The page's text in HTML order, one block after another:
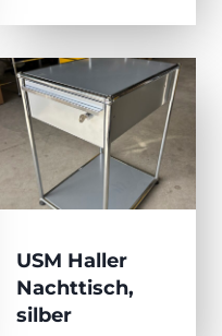
USM Haller
Nachttisch,
silber